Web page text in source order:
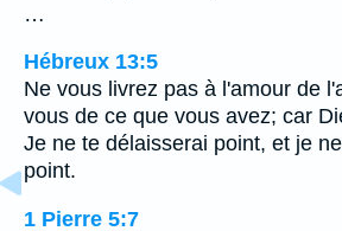
…
Hébreux 13:5
Ne vous livrez pas à l'amour de
vous de ce que vous avez; car
Je ne te délaisserai point, et je
point.
1 Pierre 5:7